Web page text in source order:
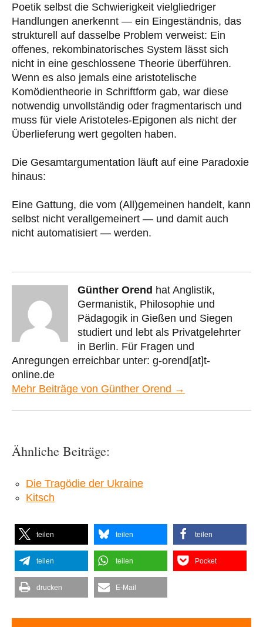
Poetik selbst die Schwierigkeit vielgliedriger
Handlungen anerkennt — ein Eingeständnis, das
strukturell auf dasselbe Problem verweist: Ein
offenes, rekombinatorisches System lässt sich
nicht in eine geschlossene Theorie überführen.
Wenn es also jemals eine aristotelische
Komödientheorie in Schriftform gab, war diese
notwendig unvollständig oder fragmentarisch und
muss für viele Aristoteles-Epigonen als nicht der
Überlieferung wert gegolten haben.
Die Gesamtargumentation läuft auf eine Paradoxie
hinaus:
Eine Gattung, die vom (All)gemeinen handelt, kann
selbst nicht verallgemeinert — und damit auch
nicht automatisiert — werden.
Günther Orend hat Anglistik,
Germanistik, Philosophie und
Pädagogik in Gießen und Siegen
studiert und lebt als Privatgelehrter
in Berlin. Für Fragen und
Anregungen erreichbar unter: g-orend[at]t-
online.de
Mehr Beiträge von Günther Orend →
Ähnliche Beiträge:
Die Tragödie der Ukraine
Kitsch
teilen teilen teilen
teilen teilen Pocket
drucken E-Mail